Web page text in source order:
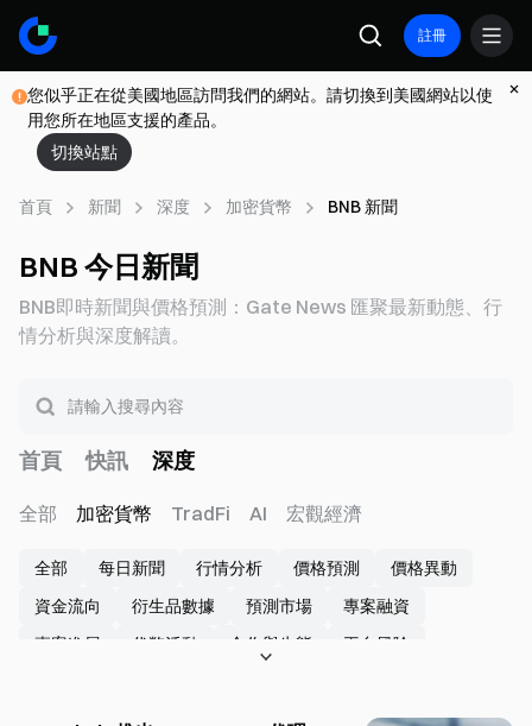
註冊
您似乎正在從美國地區訪問我們的網站。請切換到美國網站以使
用您所在地區支援的產品。
切換站點
首頁 新聞 深度 加密貨幣 BNB 新聞
BNB 今日新聞
BNB即時新聞與價格預測：Gate News 匯聚最新動態、行
情分析與深度解讀。
首頁 快訊 深度
全部 加密貨幣 TradFi AI 宏觀經濟
全部 每日新聞 行情分析 價格預測
價格異動
資金流向
衍生品數據 預測市場
專案融資
專案進展
代幣活動 合作與生態
平台風險
執法行動
比特币新聞 以太坊新聞
XRP 新聞